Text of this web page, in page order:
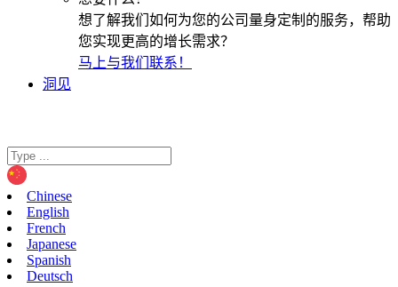
想了解我们如何为您的公司量身定制的服务，帮助
您实现更高的增长需求？
马上与我们联系！
洞见
Chinese
English
French
Japanese
Spanish
Deutsch